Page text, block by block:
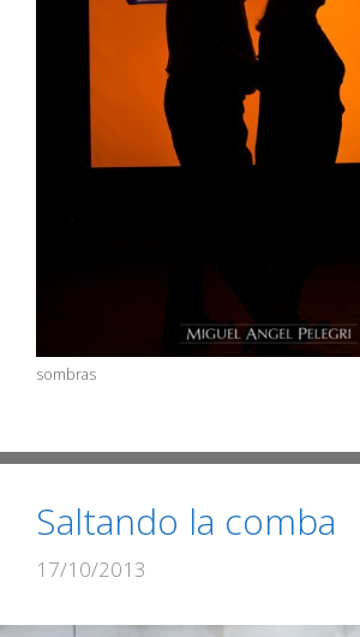
sombras
Saltando la comba
17/10/2013